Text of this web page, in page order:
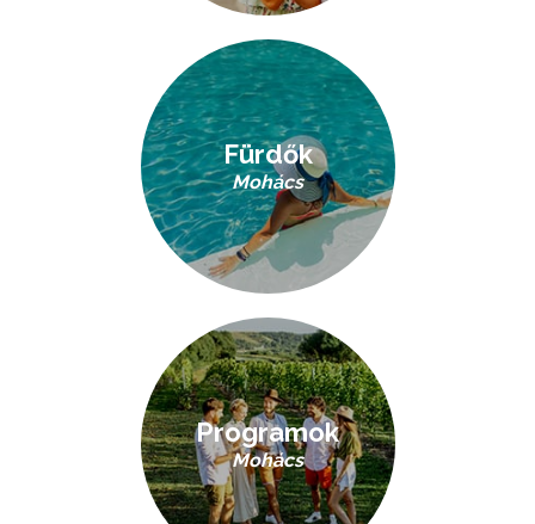
Fürdők
Mohács
Programok
Mohács